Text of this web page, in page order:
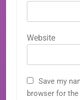
Website
Save my
browser for